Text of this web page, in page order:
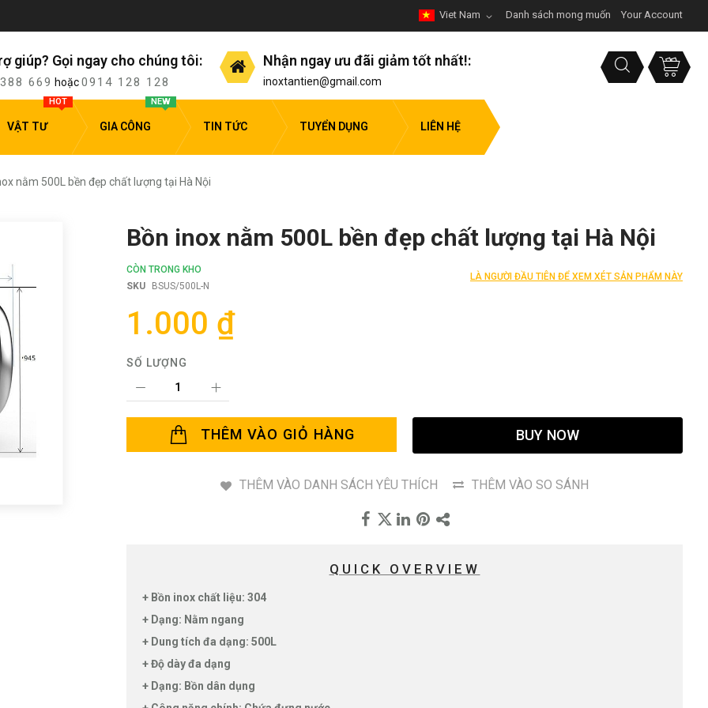
Danh sách mong muốn Your Account
Viet Nam
giúp? Gọi ngay cho chúng tôi:
669 hoặc0914 128 128
Nhận ngay ưu đãi giảm tốt nhất!:
inoxtantien@gmail.com
VẬT TƯ
HOT
GIA CÔNG
NEW
TIN TỨC TUYỂN DỤNG LIÊN HỆ
nằm 500L bền đẹp chất lượng tại Hà Nội
Bồn inox nằm 500L bền đẹp chất lượng tại Hà Nội
CÒN TRONG KHO
SKU
BSUS/500L-N
LÀ NGƯỜI ĐẦU TIÊN ĐỂ XEM XÉT SẢN PHẨM NÀY
1.000 ₫
SỐ LƯỢNG
THÊM VÀO GIỎ HÀNG BUY NOW
THÊM VÀO DANH SÁCH YÊU THÍCH THÊM VÀO SO SÁNH
QUICK OVERVIEW
+ Bồn inox chất liệu: 304
+ Dạng: Nằm ngang
+ Dung tích đa dạng: 500L
+ Độ dày đa dạng
+ Dạng: Bồn dân dụng